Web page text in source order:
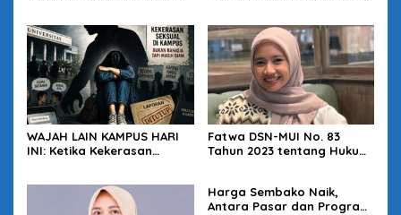
WAJAH LAIN KAMPUS HARI
INI: Ketika Kekerasan
Fatwa DSN-MUI No. 83
Tahun 2023 tentang Hukum
Harga Sembako Naik,
Antara Pasar dan Program